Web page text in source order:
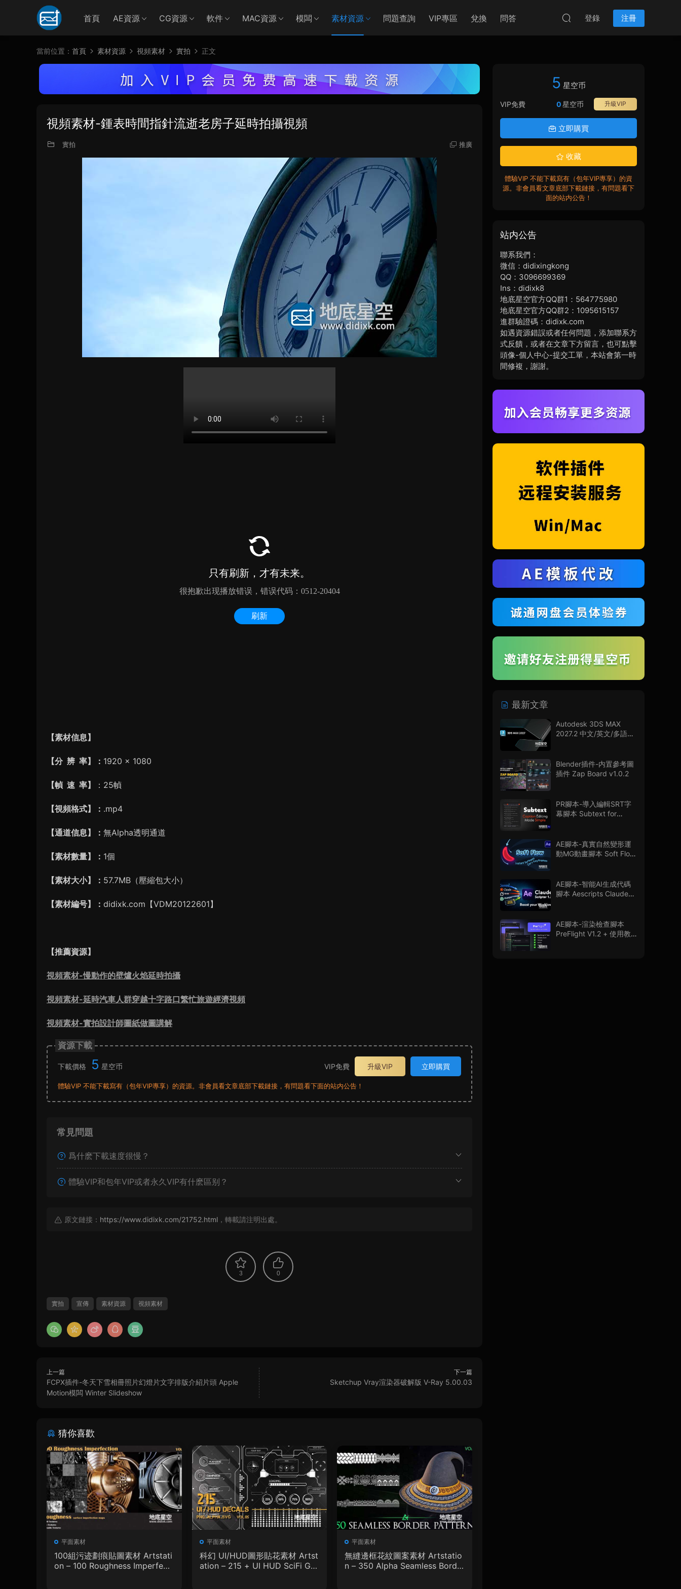
首頁 AE資源 CG資源 軟件 MAC資源 模闆 素材資源 問題查詢 VIP專區 兌換 問答 登錄 注冊
當前位置： 首頁 素材資源 視頻素材 實拍 正文
視頻素材-鍾表時間指針流逝老房子延時拍攝視頻
實拍 推廣
【素材信息】
【分 辨 率】： 1920 × 1080
【幀 速 率】 ：25幀
【視頻格式】： .mp4
【通道信息】： 無Alpha透明通道
【素材數量】： 1個
【素材大小】： 57.7MB（壓縮包大小）
【素材編号】： didixk.com【VDM20122601】
【推薦資源】
視頻素材-慢動作的壁爐火焰延時拍攝
視頻素材-延時汽車人群穿越十字路口繁忙旅遊經濟視頻
視頻素材-實拍設計師圖紙做圖講解
資源下載
下載價格 5 星空币 VIP免費 升級VIP 立即購買
體驗VIP 不能下載寫有（包年VIP專享）的資源。非會員看文章底部下載鏈接，有問題看下面的站内公告！
常見問題
爲什麽下載速度很慢？
體驗VIP和包年VIP或者永久VIP有什麽區别？
原文鏈接： https://www.didixk.com/21752.html ，轉載請注明出處。
3 0
實拍 宣傳 素材資源 視頻素材
上一篇
FCPX插件-冬天下雪相冊照片幻燈片文字排版介紹片頭 Apple
Motion模闆 Winter Slideshow
下一篇
Sketchup Vray渲染器破解版 V-Ray 5.00.03
猜你喜歡
平面素材
100組污迹劃痕貼圖素材 Artstati
on – 100 Roughness Imperfecti
平面素材
科幻 UI/HUD圖形貼花素材 Artst
ation – 215 + UI HUD SciFi Gra
平面素材
無縫邊框花紋圖案素材 Artstatio
n – 350 Alpha Seamless Borde
5 星空币
VIP免費 升級VIP
0星空币
立即購買
收藏
體驗VIP 不能下載寫有（包年VIP專享）的資
源。非會員看文章底部下載鏈接，有問題看下
面的站内公告！
站内公告
聯系我們：
微信：didixingkong
QQ：3096699369
Ins：didixk8
地底星空官方QQ群1：564775980
地底星空官方QQ群2：1095615157
進群驗證碼：didixk.com
如遇資源錯誤或者任何問題，添加聯系方
式反饋，或者在文章下方留言，也可點擊
頭像-個人中心-提交工單，本站會第一時
間修複，謝謝。
最新文章
Autodesk 3DS MAX
2027.2 中文/英文/多語言
Blender插件-内置參考圖
插件 Zap Board v1.0.2
PR腳本-導入編輯SRT字
幕腳本 Subtext for
AE腳本-真實自然變形運
動MG動畫腳本 Soft Flow
AE腳本-智能AI生成代碼
腳本 Aescripts Claude
AE腳本-渲染檢查腳本
PreFlight V1.2 + 使用教